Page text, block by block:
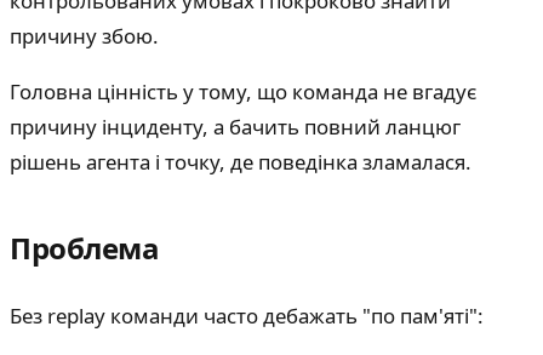
причину збою.
Головна цінність у тому, що команда не вгадує
причину інциденту, а бачить повний ланцюг
рішень агента і точку, де поведінка зламалася.
Проблема
Без replay команди часто дебажать "по пам'яті":